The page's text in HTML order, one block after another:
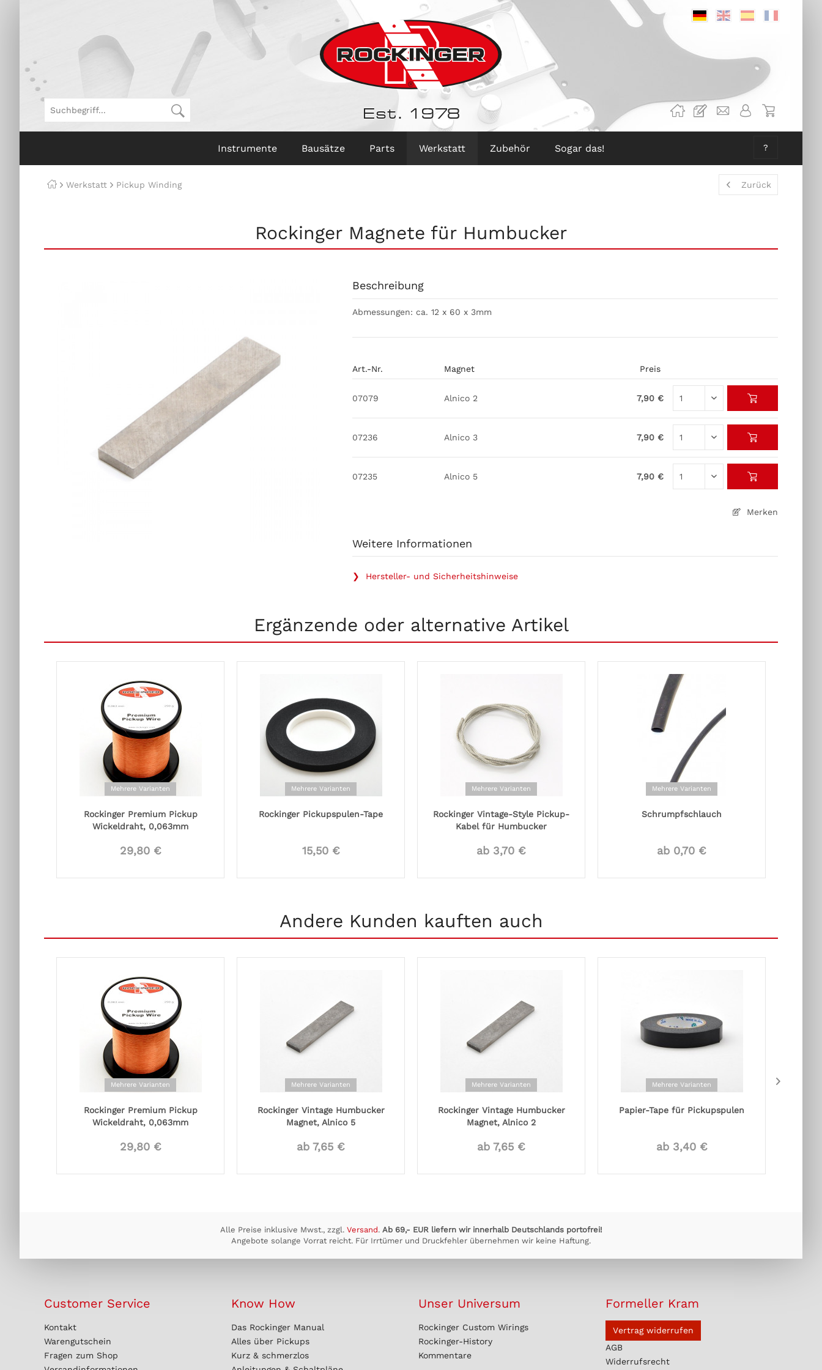
DeutschEnglischSpanisch
Est. 1978
Instrumente Bausätze Parts Werkstatt Zubehör Sogar das! ?
Werkstatt Pickup Winding Zurück
Rockinger Magnete für Humbucker
Merken
Art.-Nr. Magnet Preis
07079 Alnico 2 7,90 €
07236 Alnico 3 7,90 €
07235 Alnico 5 7,90 €
Beschreibung
Abmessungen: ca. 12 x 60 x 3mm
Weitere Informationen
❯ Hersteller- und Sicherheitshinweise
Ergänzende oder alternative Artikel
Mehrere Varianten
Rockinger Premium Pickup
Wickeldraht, 0,063mm
29,80 €
Mehrere Varianten
Rockinger Pickupspulen-Tape
15,50 €
Mehrere Varianten
Rockinger Vintage-Style Pickup-
Kabel für Humbucker
ab 3,70 €
Mehrere Varianten
Schrumpfschlauch
ab 0,70 €
Andere Kunden kauften auch
Mehrere Varianten
Rockinger Premium Pickup
Wickeldraht, 0,063mm
29,80 €
Mehrere Varianten
Rockinger Vintage Humbucker
Magnet, Alnico 5
ab 7,65 €
Mehrere Varianten
Rockinger Vintage Humbucker
Magnet, Alnico 2
ab 7,65 €
Mehrere Varianten
Papier-Tape für Pickupspulen
ab 3,40 €
Alle Preise inklusive Mwst., zzgl. Versand. Ab 69,- EUR liefern wir innerhalb Deutschlands portofrei!
Angebote solange Vorrat reicht. Für Irrtümer und Druckfehler übernehmen wir keine Haftung.
Customer Service
Kontakt
Warengutschein
Fragen zum Shop
Know How
Das Rockinger Manual
Alles über Pickups
Kurz & schmerzlos
Unser Universum
Rockinger Custom Wirings
Rockinger-History
Kommentare
Formeller Kram
Vertrag widerrufen
AGB
Widerrufsrecht